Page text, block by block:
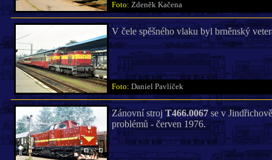
Foto: Zdeněk Kačena
V čele spěšného vlaku byl brněnský
Foto: Daniel Pavlíček
Zánovní stroj T466.0067se v
problémů - červen 1976.